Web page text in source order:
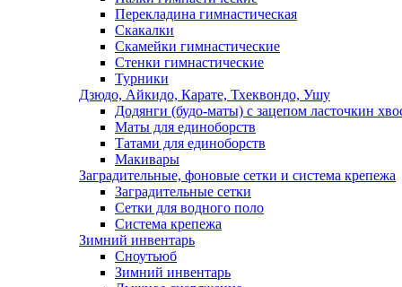
Перекладина гимнастическая
Скакалки
Скамейки гимнастические
Стенки гимнастические
Турники
Дзюдо, Айкидо, Карате, Тхеквондо, Ушу
Додянги (будо-маты) с зацепом ласточкин
Маты для единоборств
Татами для единоборств
Макивары
Заградительные, фоновые сетки и система крепежа
Заградительные сетки
Сетки для водного поло
Система крепежа
Зимний инвентарь
Сноутьюб
Зимний инвентарь